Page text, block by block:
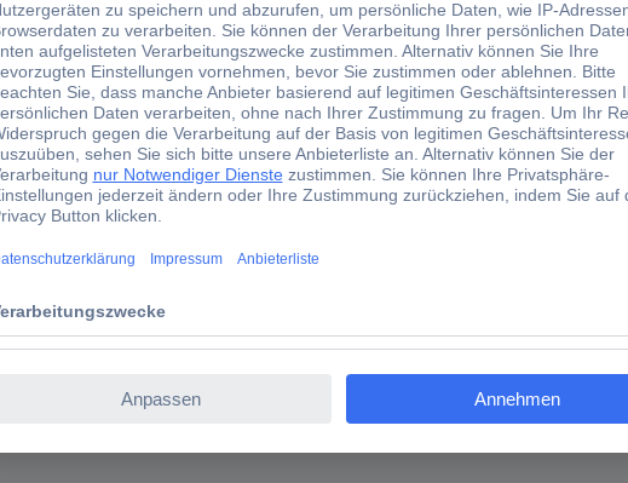
farblos, Polycarbonat, 286g
gemäß EN 166, Schutz vor mechanischen Einwirkungen, Zusatzprüfungen
stufenlos verstellbar, mit Stirnpolster, Material: farbloses,